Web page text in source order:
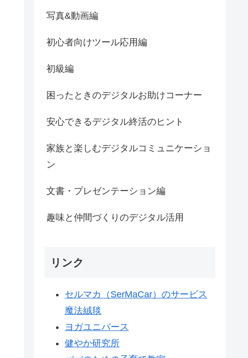
写真&動画編
初心者向けツール応用編
初級編
困ったときのデジタルお助けコーナー
安心できるデジタル終活のヒント
家族と楽しむデジタルコミュニケーショ
ン
文書・プレゼンテーション編
趣味と仲間づくりのデジタル活用
リンク
セルマカ（SerMaCar）のサービス
魔法絨毯
ヨガユニバース
健やか研究所